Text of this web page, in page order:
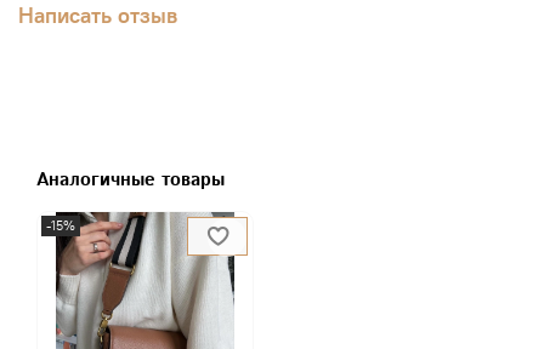
Написать отзыв
Аналогичные товары
-15%